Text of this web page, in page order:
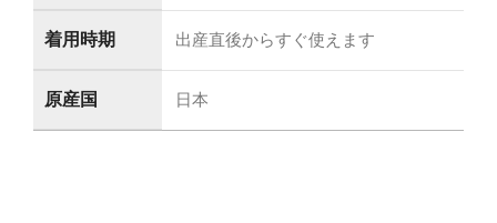
着用時期 出産直後からすぐ使えます
原産国 日本